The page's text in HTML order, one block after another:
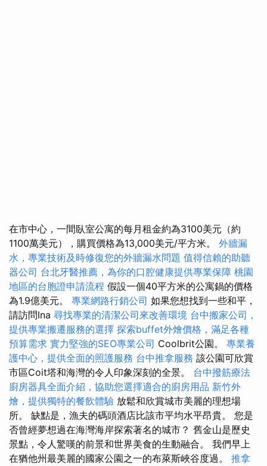
在市中心，一間臥室公寓的每月租金約為3100美元（約
1100萬美元），購買價格為13,000美元/平方米。 外牆漏
水，專業技術及時修復您的外牆漏水問題 值得信賴的助聽
器公司 台北牙醫推薦，為你的口腔健康提供專業保障 桃園
地區的台胞證申請流程 假設一個40平方米的公寓鍋的價格
為1.9億美元。 專業網路行銷公司 如果您想找到一些和平，
請訪問Ina 尋找專業的清潔公司來改善環境 台中搬家公司，
提供專業搬遷服務的選擇 探索buffet外燴價格，滿足各種
預算需求 實力堅強的SEO專業公司 Coolbrit公園。 專業養
護中心，提供全面的照護服務 台中推拿服務 該公園可欣賞
市區Coit塔和海灣的令人印象深刻的全景。 台中撥筋療法
廚房器具全面介紹，協助您選擇適合的廚房用品 新竹外
燴，提供獨特的餐飲體驗 放鬆和欣賞城市美麗的理想場
所。 缺點是，漁夫的碼頭酒店比該市平均水平昂貴。 您是
否曾經夢想過在海灣海岸探索著名的城市？ 舊金山是歷史
景點，令人驚嘆的前景和世界美食的生動融合。 我們早上
在猶他州最美麗的國家公園之一的布萊斯峽谷度過。 推拿